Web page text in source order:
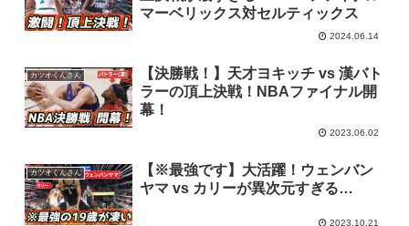
マーベリックス対セルティックス
2024.06.14
カツオくんさん
【決勝戦！】天才ヨキッチ vs 漢バト
ラーの頂上決戦！NBAファイナル開
幕！
2023.06.02
カツオくんさん
【※最強です】大活躍！ウェンバン
ヤマ vs カリーが異次元すぎる…
2023.10.21